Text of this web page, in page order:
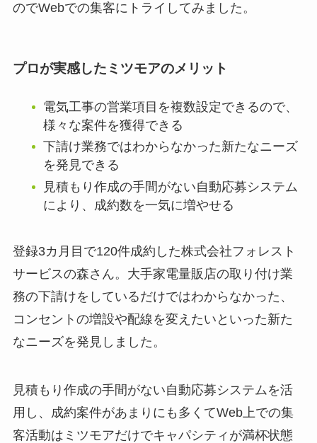
のでWebでの集客にトライしてみました。
プロが実感したミツモアのメリット
電気工事の営業項目を複数設定できるので、
様々な案件を獲得できる
下請け業務ではわからなかった新たなニーズ
を発見できる
見積もり作成の手間がない自動応募システム
により、成約数を一気に増やせる
登録3カ月目で120件成約した株式会社フォレスト
サービスの森さん。大手家電量販店の取り付け業
務の下請けをしているだけではわからなかった、
コンセントの増設や配線を変えたいといった新た
なニーズを発見しました。
見積もり作成の手間がない自動応募システムを活
用し、成約案件があまりにも多くてWeb上での集
客活動はミツモアだけでキャパシティが満杯状態